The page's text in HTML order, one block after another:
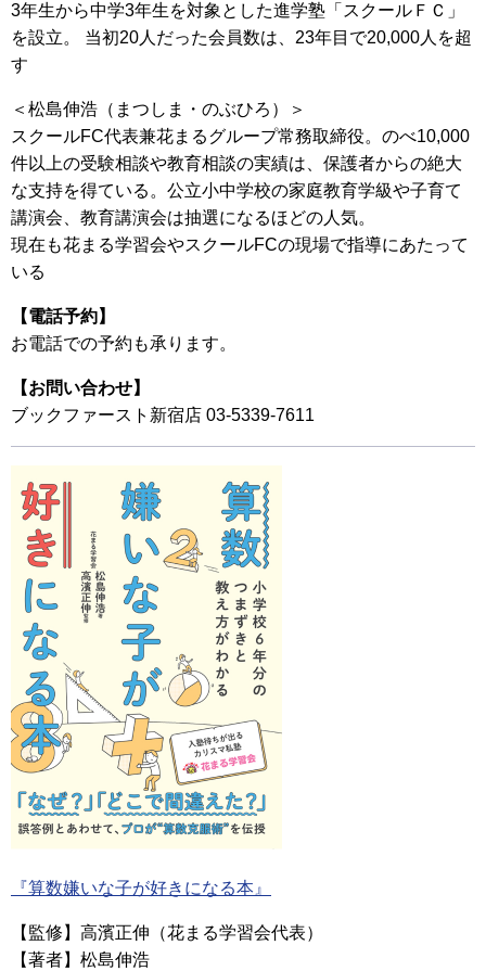
3年生から中学3年生を対象とした進学塾「スクールＦＣ」
を設立。 当初20人だった会員数は、23年目で20,000人を超
す
＜松島伸浩（まつしま・のぶひろ）＞
スクールFC代表兼花まるグループ常務取締役。のべ10,000
件以上の受験相談や教育相談の実績は、保護者からの絶大
な支持を得ている。公立小中学校の家庭教育学級や子育て
講演会、教育講演会は抽選になるほどの人気。
現在も花まる学習会やスクールFCの現場で指導にあたって
いる
【電話予約】
お電話での予約も承ります。
【お問い合わせ】
ブックファースト新宿店 03-5339-7611
『算数嫌いな子が好きになる本』
【監修】高濱正伸（花まる学習会代表）
【著者】松島伸浩